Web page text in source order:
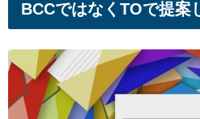
BCCではなくTOで提案